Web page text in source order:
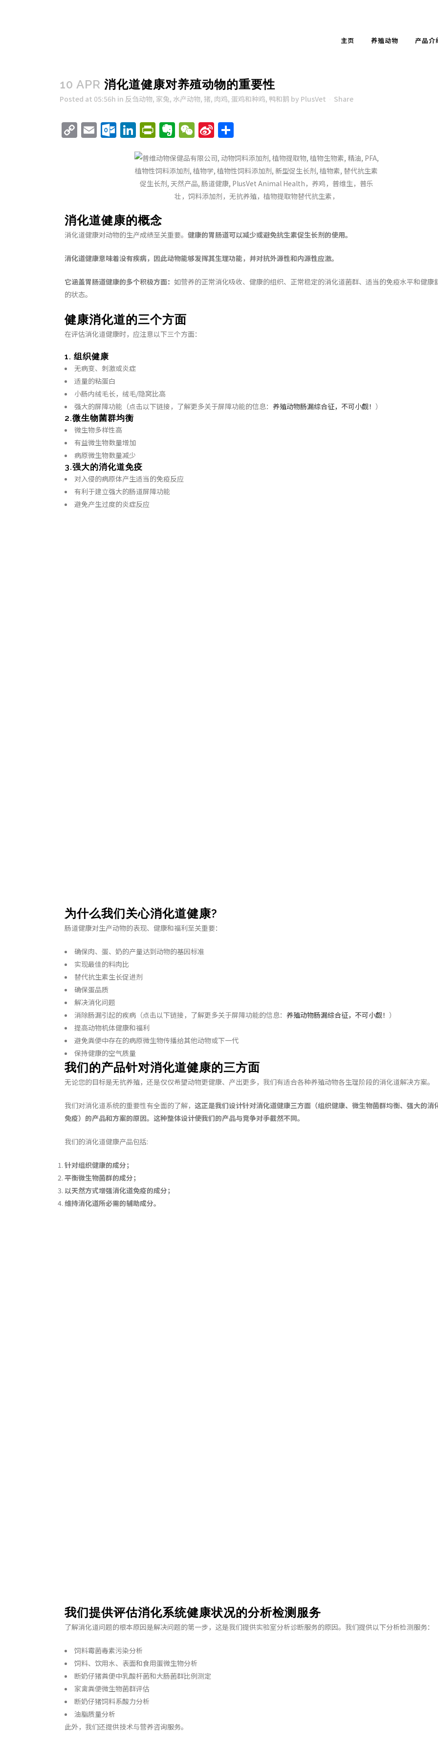
主页 养殖动物 产品介
10 APR 消化道健康对养殖动物的重要性
Posted at 05:56h in 反刍动物, 家兔, 水产动物, 猪, 肉鸡, 蛋鸡和种鸡, 鸭和鹅 by PlusVet Share
CopyEmailOutlook.com
LinkedIn
PrintFriendly
Evernote
WeChat
Sina
消化道健康的概念
消化道健康对动物的生产成绩至关重要。 健康的胃肠道可以减少或避免抗生素促生长剂的使用。
消化道健康意味着没有疾病，因此动物能够发挥其生理功能，并对抗外源性和内源性应激。
它涵盖胃肠道健康的多个积极方面： 如营养的正常消化吸收、健康的组织、正常稳定的消化道菌群、适当的免疫水平和健康
的状态。
健康消化道的三个方面
在评估消化道健康时，应注意以下三个方面：
1. 组织健康
无病变、刺激或炎症
适量的粘蛋白
小肠内绒毛长，绒毛/隐窝比高
强大的屏障功能（点击以下链接，了解更多关于屏障功能的信息： 养殖动物肠漏综合征，不可小觑！ ）
2.微生物菌群均衡
微生物多样性高
有益微生物数量增加
病原微生物数量减少
3.强大的消化道免疫
对入侵的病原体产生适当的免疫反应
有利于建立强大的肠道屏障功能
避免产生过度的炎症反应
为什么我们关心消化道健康?
肠道健康对生产动物的表现、健康和福利至关重要：
确保肉、蛋、奶的产量达到动物的基因标准
实现最佳的料肉比
替代抗生素生长促进剂
确保蛋品质
解决消化问题
消除肠漏引起的疾病（点击以下链接，了解更多关于屏障功能的信息： 养殖动物肠漏综合征，不可小觑！ ）
提高动物机体健康和福利
避免粪便中存在的病原微生物传播给其他动物或下一代
保持健康的空气质量
我们的产品针对消化道健康的三方面
无论您的目标是无抗养殖，还是仅仅希望动物更健康、产出更多，我们有适合各种养殖动物各生理阶段的消化道解决方案。
我们对消化道系统的重要性有全面的了解， 这正是我们设计针对消化道健康三方面 （组织健康、 微生物菌群均衡、强大的消
免疫） 的产品和方案的原因。这种整体设计使我们的产品与竞争对手截然不同。
我们的消化道健康产品包括:
针对组织健康的成分；
平衡微生物菌群的成分；
以天然方式增强消化道免疫的成分；
维持消化道所必需的辅助成分。
我们提供评估消化系统健康状况的分析检测服务
了解消化道问题的根本原因是解决问题的第一步，这是我们提供实验室分析诊断服务的原因。我们提供以下分析检测服务：
饲料霉菌毒素污染分析
饲料、饮用水、表面和食用蛋微生物分析
断奶仔猪粪便中乳酸杆菌和大肠菌群比例测定
家禽粪便微生物菌群评估
断奶仔猪饲料系酸力分析
油脂质量分析
此外，我们还提供技术与营养咨询服务。